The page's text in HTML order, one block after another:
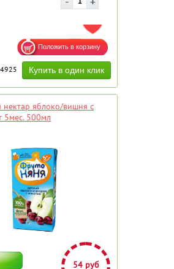
ДОБАВИТЬ В ИЗБРАННОЕ
яблоко/вишня с
5мес. 500мл
54 руб